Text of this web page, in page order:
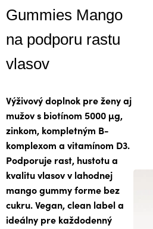
Gummies Mango
na podporu rastu
vlasov
Výživový doplnok pre ženy aj
mužov s biotínom 5000 μg,
zinkom, kompletným B-
komplexom a vitamínom D3.
Podporuje rast, hustotu a
kvalitu vlasov v lahodnej
mango gummy forme bez
cukru. Vegan, clean label a
ideálny pre každodenný